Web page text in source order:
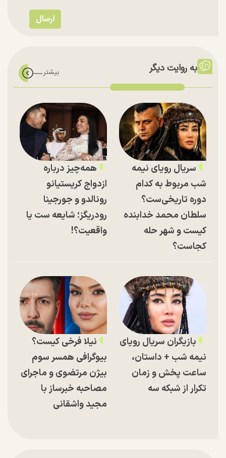
به روایت دیگر
سریال رویای نیمه
شب مربوط به کدام
دوره تاریخی‌ست؟
سلطان محمد خدابنده
کیست و شهر حله
کجاست؟
همه‌چیز درباره
ازدواج کریستیانو
رونالدو و جورجینا
رودریگز؛ شایعه ست یا
واقعیت؟!
بازیگران سریال رویای
نیمه شب + داستان،
ساعت پخش و زمان
تکرار از شبکه سه
نیلا فرخی کیست؟
بیوگرافی همسر سوم
بیژن مرتضوی و ماجرای
مصاحبه خبرساز با
مجید واشقانی